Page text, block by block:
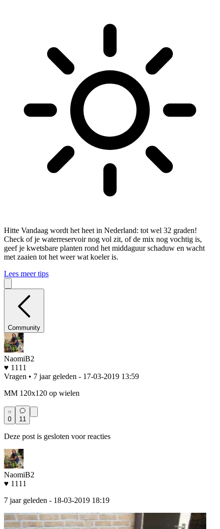
Hitte Vandaag wordt het heet in Nederland: tot wel 32 graden!
Check of je waterreservoir nog vol zit, of de mix nog vochtig is,
geef je kwetsbare planten rond het middaguur schaduw en wacht
met zaaien tot het weer wat koeler is.
Lees meer tips
Community
NaomiB2
♥ 1111
Vragen • 7 jaar geleden - 17-03-2019 13:59
MM 120x120 op wielen
0 11
Deze post is gesloten voor reacties
NaomiB2
♥ 1111
7 jaar geleden - 18-03-2019 18:19